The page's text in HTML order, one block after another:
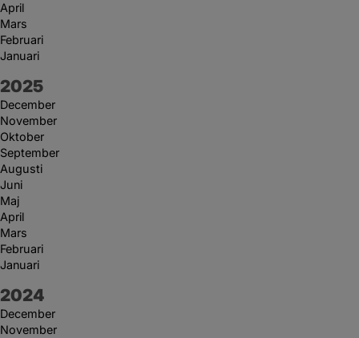
April
Mars
Februari
Januari
År:
2025
December
November
Oktober
September
Augusti
Juni
Maj
April
Mars
Februari
Januari
År:
2024
December
November